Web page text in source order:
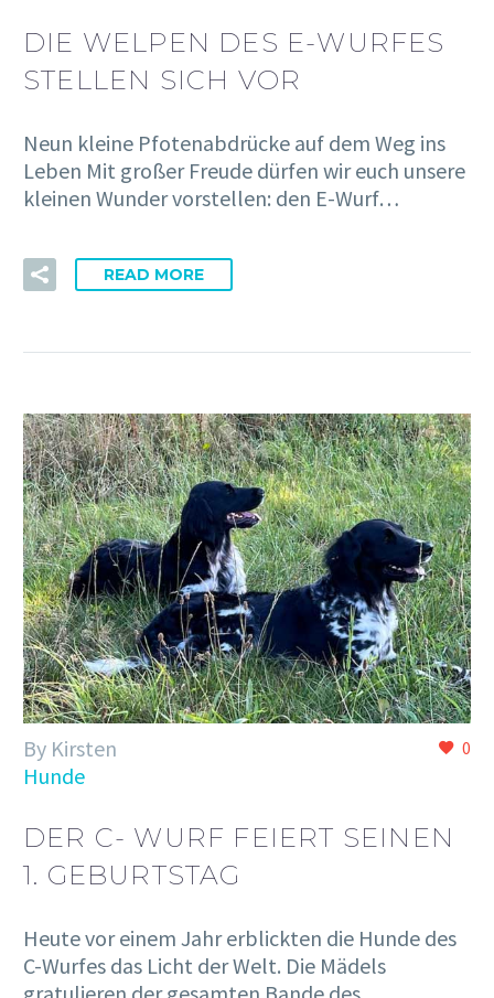
DIE WELPEN DES E-WURFES
STELLEN SICH VOR
Neun kleine Pfotenabdrücke auf dem Weg ins
Leben Mit großer Freude dürfen wir euch unsere
kleinen Wunder vorstellen: den E-Wurf…
READ MORE
0
By Kirsten
Hunde
DER C- WURF FEIERT SEINEN
1. GEBURTSTAG
Heute vor einem Jahr erblickten die Hunde des
C-Wurfes das Licht der Welt. Die Mädels